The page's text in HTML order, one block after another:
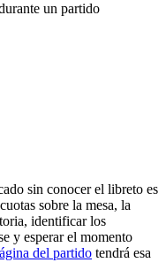
un partido
sin conocer el libreto es
sobre la mesa, la
identificar los
y esperar el momento
del partido tendrá esa